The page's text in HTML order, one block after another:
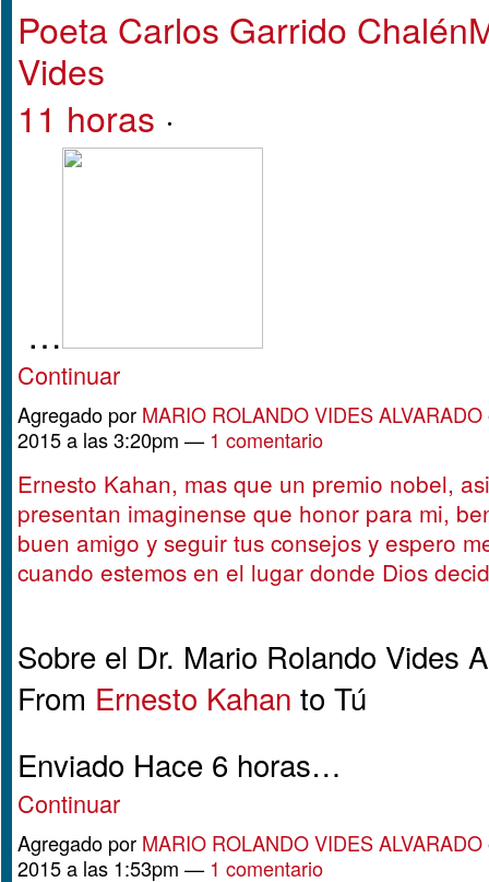
Poeta Carlos Garrido Chalén
Vides
11 horas ·
…
Continuar
Agregado por MARIO ROLANDO VIDES ALVARADO
2015 a las 3:20pm —1 comentario
Ernesto Kahan, mas que un premio nobel,
presentan imaginense que honor para mi,
buen amigo y seguir tus consejos y espero
cuando estemos en el lugar donde Dios
Sobre el Dr. Mario Rolando Vides
From Ernesto Kahan to Tú
Enviado Hace 6 horas…
Continuar
Agregado por MARIO ROLANDO VIDES ALVARADO
2015 a las 1:53pm —1 comentario